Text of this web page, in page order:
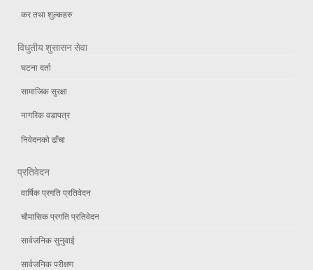
कर तथा शुल्कहरु
विधुतीय शुसासन सेवा
घटना दर्ता
सामाजिक सुरक्षा
नागरिक वडापत्र
निवेदनको ढाँचा
प्रतिवेदन
वार्षिक प्रगति प्रतिवेदन
चौमासिक प्रगति प्रतिवेदन
सार्वजनिक सुनुवाई
सार्वजनिक परीक्षण